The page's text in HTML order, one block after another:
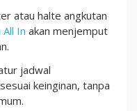
atau halte angkutan
In akan menjemput
jadwal
keinginan, tanpa